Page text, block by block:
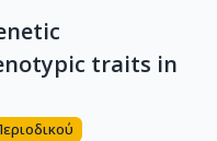
traits in